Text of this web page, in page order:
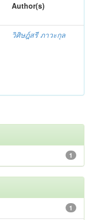
Author(s)
วิศิษฎ์สรี ภาวะกุล
1
1